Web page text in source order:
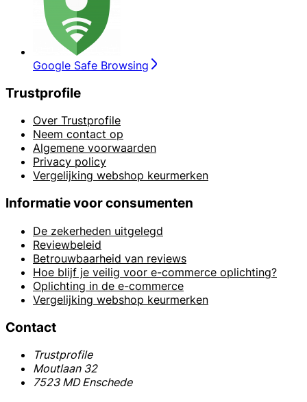
Google Safe Browsing
Trustprofile
Over Trustprofile
Neem contact op
Algemene voorwaarden
Privacy policy
Vergelijking webshop keurmerken
Informatie voor consumenten
De zekerheden uitgelegd
Reviewbeleid
Betrouwbaarheid van reviews
Hoe blijf je veilig voor e-commerce oplichting?
Oplichting in de e-commerce
Vergelijking webshop keurmerken
Contact
Trustprofile
Moutlaan 32
7523 MD Enschede